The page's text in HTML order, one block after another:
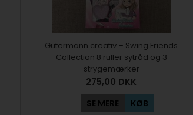
Gutermann creativ – Swing Friends
Collection 8 ruller sytråd og 3
strygemærker
275,00 DKK
SE MERE KØB